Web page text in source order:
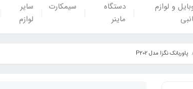
و لوازم
دستگاه
ماینر
سیمکارت
سایر
لوازم
پاوربانک نگزا مدل P202